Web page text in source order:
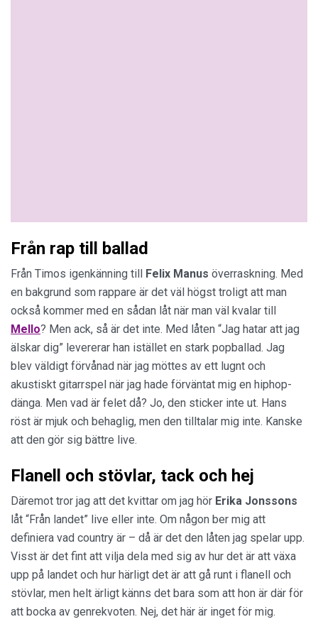
Från rap till ballad
Från Timos igenkänning till Felix Manus överraskning. Med
en bakgrund som rappare är det väl högst troligt att man
också kommer med en sådan låt när man väl kvalar till
Mello? Men ack, så är det inte. Med låten “Jag hatar att jag
älskar dig” levererar han istället en stark popballad. Jag
blev väldigt förvånad när jag möttes av ett lugnt och
akustiskt gitarrspel när jag hade förväntat mig en hiphop-
dänga. Men vad är felet då? Jo, den sticker inte ut. Hans
röst är mjuk och behaglig, men den tilltalar mig inte. Kanske
att den gör sig bättre live.
Flanell och stövlar, tack och hej
Däremot tror jag att det kvittar om jag hör Erika Jonssons
låt “Från landet” live eller inte. Om någon ber mig att
definiera vad country är – då är det den låten jag spelar upp.
Visst är det fint att vilja dela med sig av hur det är att växa
upp på landet och hur härligt det är att gå runt i flanell och
stövlar, men helt ärligt känns det bara som att hon är där för
att bocka av genrekvoten. Nej, det här är inget för mig.